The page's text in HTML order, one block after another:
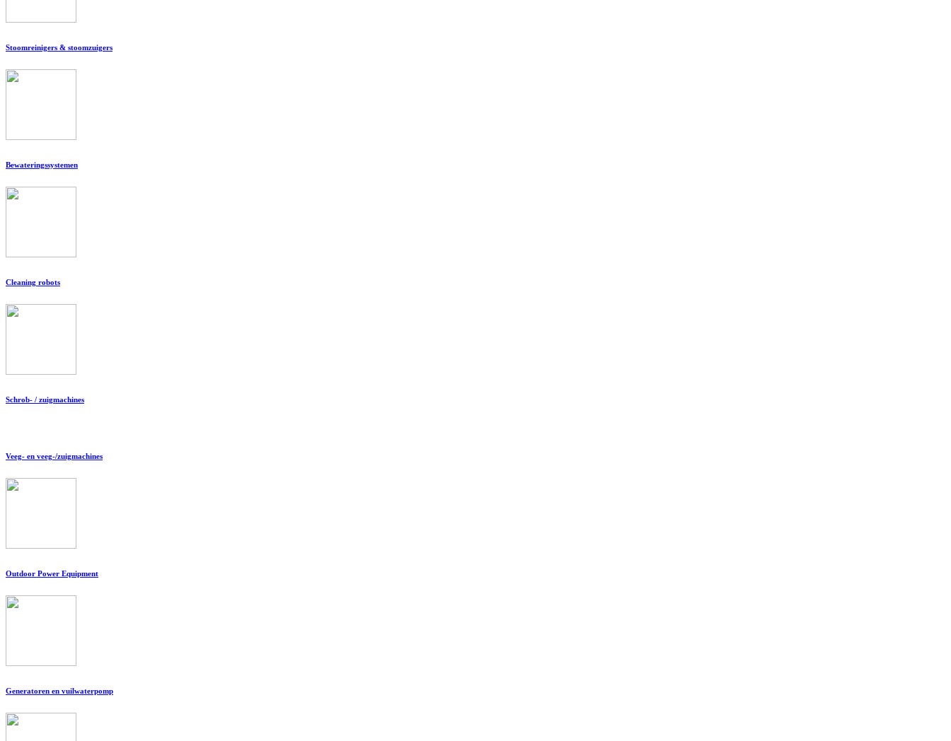
Stoomreinigers & stoomzuigers
Bewateringssystemen
Cleaning robots
Schrob- / zuigmachines
Veeg- en veeg-/zuigmachines
Outdoor Power Equipment
Generatoren en vuilwaterpomp